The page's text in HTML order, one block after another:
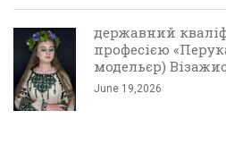
державний
професією
модельєр)
June 19,2026